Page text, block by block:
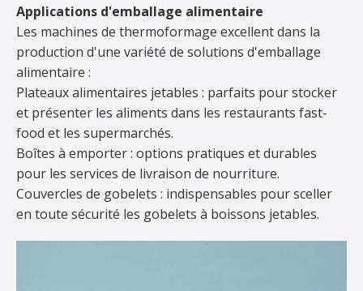
Applications d'emballage alimentaire
Les machines de thermoformage excellent dans la
production d'une variété de solutions d'emballage
alimentaire :
Plateaux alimentaires jetables : parfaits pour stocker
et présenter les aliments dans les restaurants fast-
food et les supermarchés.
Boîtes à emporter : options pratiques et durables
pour les services de livraison de nourriture.
Couvercles de gobelets : indispensables pour sceller
en toute sécurité les gobelets à boissons jetables.